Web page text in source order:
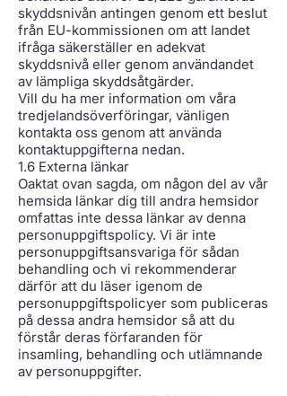
skyddsnivån antingen genom ett beslut
från EU-kommissionen om att landet
ifråga säkerställer en adekvat
skyddsnivå eller genom användandet
av lämpliga skyddsåtgärder.
Vill du ha mer information om våra
tredjelandsöverföringar, vänligen
kontakta oss genom att använda
kontaktuppgifterna nedan.
1.6 Externa länkar
Oaktat ovan sagda, om någon del av vår
hemsida länkar dig till andra hemsidor
omfattas inte dessa länkar av denna
personuppgiftspolicy. Vi är inte
personuppgiftsansvariga för sådan
behandling och vi rekommenderar
därför att du läser igenom de
personuppgiftspolicyer som publiceras
på dessa andra hemsidor så att du
förstår deras förfaranden för
insamling, behandling och utlämnande
av personuppgifter.